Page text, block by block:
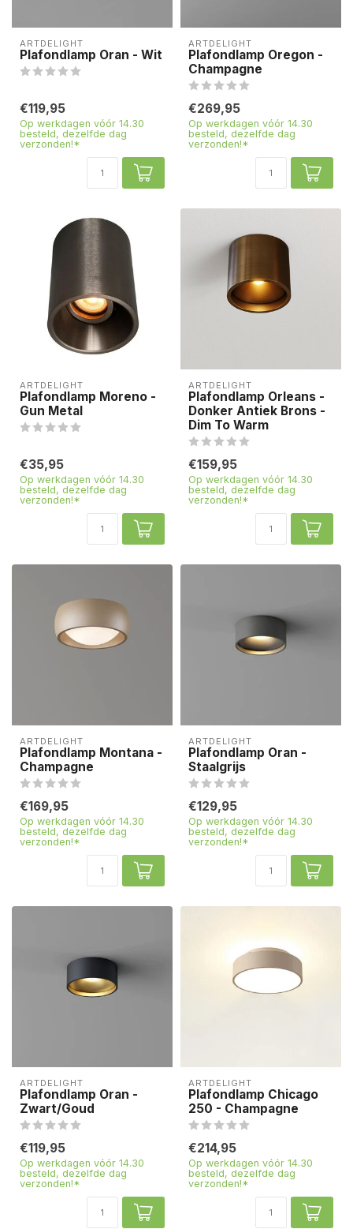
ARTDELIGHT
Plafondlamp Oran - Wit
€119,95
Op werkdagen vóór 14.30
besteld, dezelfde dag
verzonden!*
ARTDELIGHT
Plafondlamp Oregon -
Champagne
€269,95
Op werkdagen vóór 14.30
besteld, dezelfde dag
verzonden!*
ARTDELIGHT
Plafondlamp Moreno -
Gun Metal
€35,95
Op werkdagen vóór 14.30
besteld, dezelfde dag
verzonden!*
ARTDELIGHT
Plafondlamp Orleans -
Donker Antiek Brons -
Dim To Warm
€159,95
Op werkdagen vóór 14.30
besteld, dezelfde dag
verzonden!*
ARTDELIGHT
Plafondlamp Montana -
Champagne
€169,95
Op werkdagen vóór 14.30
besteld, dezelfde dag
verzonden!*
ARTDELIGHT
Plafondlamp Oran -
Staalgrijs
€129,95
Op werkdagen vóór 14.30
besteld, dezelfde dag
verzonden!*
ARTDELIGHT
Plafondlamp Oran -
Zwart/Goud
€119,95
Op werkdagen vóór 14.30
besteld, dezelfde dag
verzonden!*
ARTDELIGHT
Plafondlamp Chicago
250 - Champagne
€214,95
Op werkdagen vóór 14.30
besteld, dezelfde dag
verzonden!*